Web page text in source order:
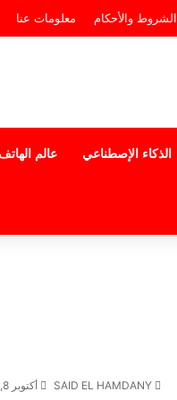
الشروط والأحكام معلومات عنا
الذكاء الإصطناعي عالم الهاتف
SAID EL HAMDANY أكتوبر 8, 2021